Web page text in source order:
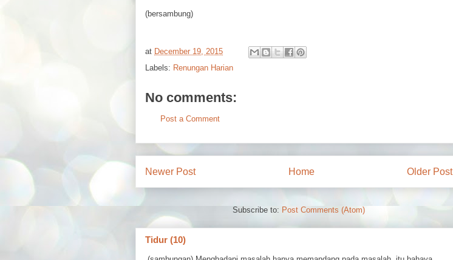
(bersambung)
at December 19, 2015
Labels: Renungan Harian
No comments:
Post a Comment
Newer Post Older Post
Home
Subscribe to: Post Comments (Atom)
Tidur (10)